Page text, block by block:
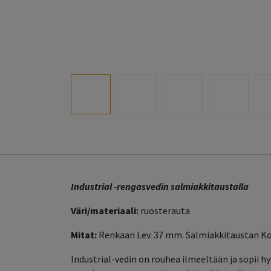
Industrial -rengasvedin salmiakkitaustalla
Väri/materiaali: ruosterauta
Mitat: Renkaan Lev. 37 mm. Salmiakkitaustan
Industrial-vedin on rouhea ilmeeltään ja sopii